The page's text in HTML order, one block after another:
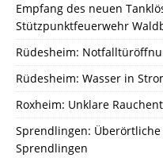
Empfang des neuen
Stützpunktfeuerwehr
Rüdesheim:
Rüdesheim: Wasser in
Roxheim: Unklare
Sprendlingen:
Sprendlingen